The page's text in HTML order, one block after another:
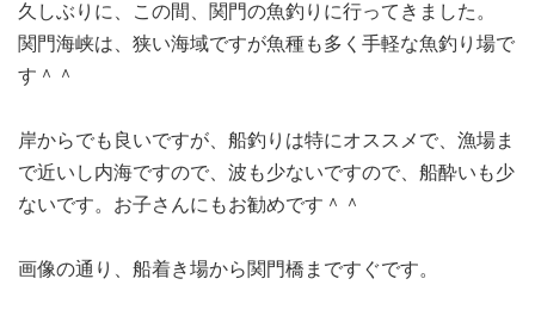
久しぶりに、この間、関門の魚釣りに行ってきました。
関門海峡は、狭い海域ですが魚種も多く手軽な魚釣り場で
す＾＾
岸からでも良いですが、船釣りは特にオススメで、漁場ま
で近いし内海ですので、波も少ないですので、船酔いも少
ないです。お子さんにもお勧めです＾＾
画像の通り、船着き場から関門橋まですぐです。